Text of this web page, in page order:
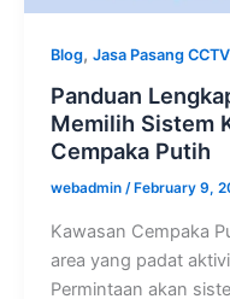
Blog, Jasa Pasang
Panduan
Memilih Sistem
Cempaka Putih
webadmin / February 9,
Kawasan Cempaka
area yang padat
Permintaan akan